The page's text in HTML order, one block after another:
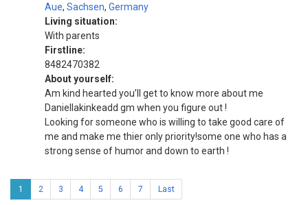
Aue, Sachsen, Germany
Living situation:
With parents
Firstline:
8482470382
About yourself:
Am kind hearted you’ll get to know more about me
Daniellakinkeadd gm when you figure out !
Looking for someone who is willing to take good care of
me and make me thier only priority!some one who has a
strong sense of humor and down to earth !
1 2 3 4 5 6 7 Last